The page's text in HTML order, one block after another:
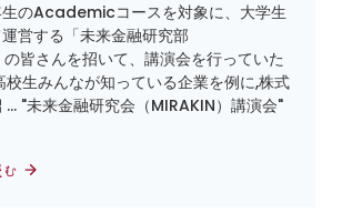
生のAcademicコースを対象に、大学生
営する「未来金融研究部
の皆さんを招いて、講演会を行っていた
校生みんなが知っている企業を例に,株式
… "未来金融研究会（MIRAKIN）講演会"